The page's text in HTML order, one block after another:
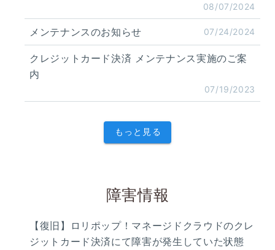
08/07/2024
メンテナンスのお知らせ 07/24/2024
クレジットカード決済 メンテナンス実施のご案
内
07/19/2023
もっと見る
障害情報
【復旧】ロリポップ！マネージドクラウドのクレ
ジットカード決済にて障害が発生していた状態